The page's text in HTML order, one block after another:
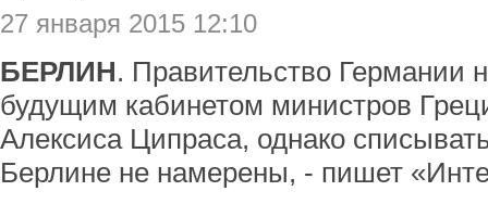
27 января 2015 12:10
БЕРЛИН. Правительство Германии
будущим кабинетом министров
Алексиса Ципраса, однако
Берлине не намерены, - пишет